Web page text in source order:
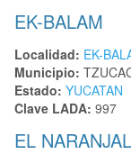
EK-BALAM
Localidad: EK-
Municipio:
Estado: YUCATAN
Clave LADA: 997
EL NARANJAL